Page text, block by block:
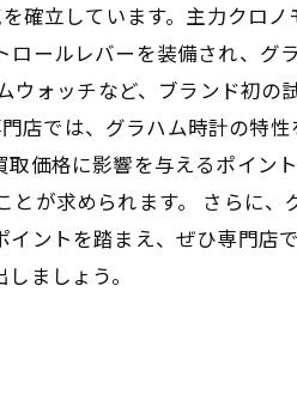
確立しています。主力クロノ
ールレバーを装備され、グ
ォッチなど、ブランド初の
店では、グラハム時計の特
価格に影響を与えるポイント
が求められます。 さらに、
ントを踏まえ、ぜひ専門店
ましょう。